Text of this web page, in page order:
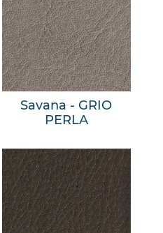
Savana - GRIO
PERLA